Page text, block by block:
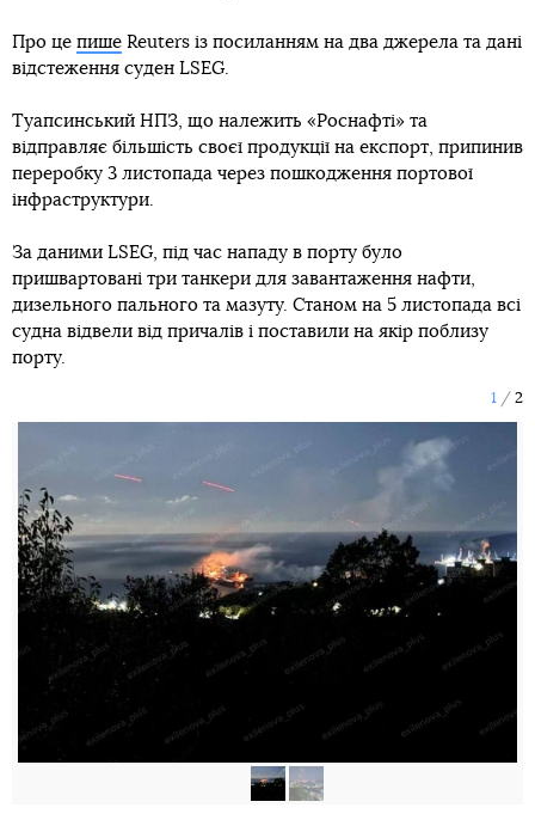
Про це пише Reuters із посиланням на два джерела та дані
відстеження суден LSEG.
Туапсинський НПЗ, що належить «Роснафті» та
відправляє більшість своєї продукції на експорт, припинив
переробку 3 листопада через пошкодження портової
інфраструктури.
За даними LSEG, під час нападу в порту було
пришвартовані три танкери для завантаження нафти,
дизельного пального та мазуту. Станом на 5 листопада всі
судна відвели від причалів і поставили на якір поблизу
порту.
1 2